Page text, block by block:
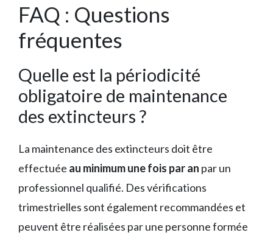
FAQ : Questions
fréquentes
Quelle est la périodicité
obligatoire de maintenance
des extincteurs ?
La maintenance des extincteurs doit être
effectuée au minimum une fois par an par un
professionnel qualifié. Des vérifications
trimestrielles sont également recommandées et
peuvent être réalisées par une personne formée